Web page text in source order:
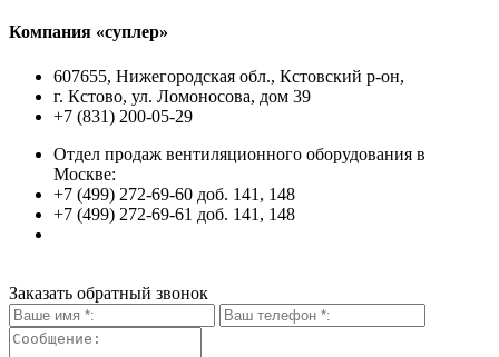
Компания «суплер»
607655, Нижегородская обл., Кстовский р-он,
г. Кстово, ул. Ломоносова, дом 39
+7 (831) 200-05-29
Отдел продаж вентиляционного оборудования в
Москве:
+7 (499) 272-69-60 доб. 141, 148
+7 (499) 272-69-61 доб. 141, 148
Заказать обратный звонок